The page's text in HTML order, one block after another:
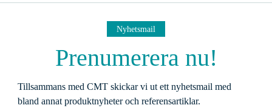
Nyhetsmail
Prenumerera nu!
Tillsammans med CMT skickar vi ut ett nyhetsmail med
bland annat produktnyheter och referensartiklar.